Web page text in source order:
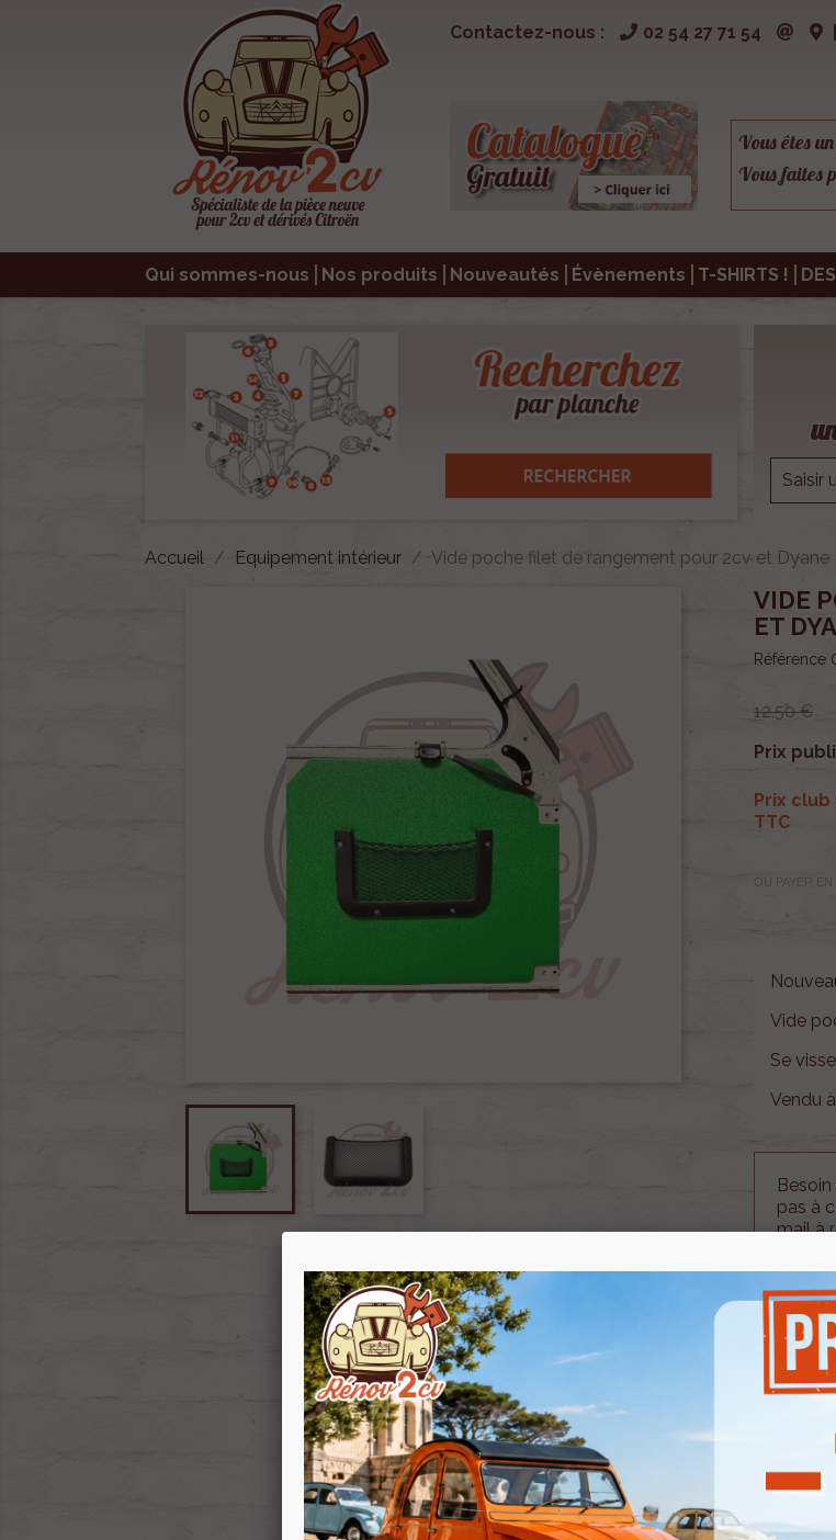
Contactez-nous : 02 54 27 71 54
Vous êtes un
Vous faites
Qui sommes-nous Nos produits Nouveautés Évènements T-SHIRTS !
Accueil Equipement intérieur Vide poche filet de rangement pour 2cv et Dyane
VIDE
ET
Référence
12,50 €
Prix
Prix club
TTC
OU PAYER EN
Vide
Se
Vendu
pas à
mail à
Quantité
En
favorite